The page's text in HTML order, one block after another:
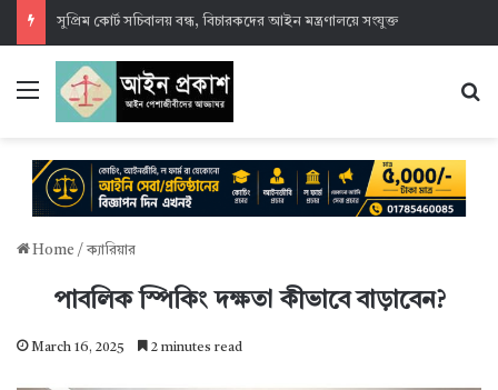
সুপ্রিম কোর্ট সচিবালয় বন্ধ, বিচারকদের আইন মন্ত্রণালয়ে সংযুক্ত
Menu
Home / ক্যারিয়ার
পাবলিক স্পিকিং দক্ষতা কীভাবে বাড়াবেন?
March 16, 2025 2 minutes read